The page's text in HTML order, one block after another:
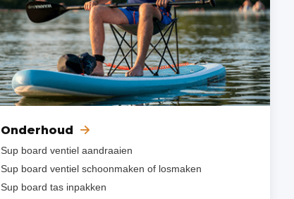
Onderhoud
Sup board ventiel aandraaien
Sup board ventiel schoonmaken of losmaken
Sup board tas inpakken